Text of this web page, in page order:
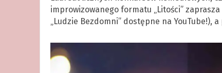
improwizowanego formatu „Litości”
„Ludzie Bezdomni” dostępne na YouTube!), a